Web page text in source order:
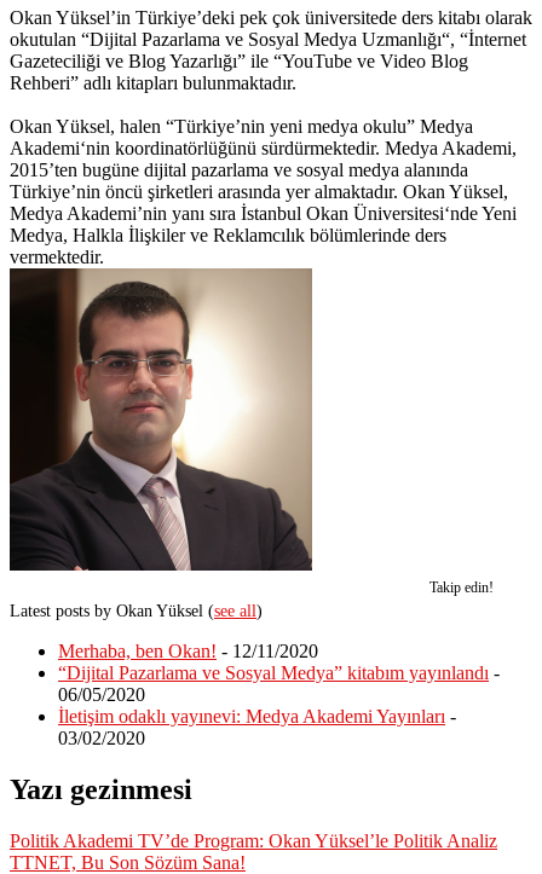
Okan Yüksel’in Türkiye’deki pek çok üniversitede ders kitabı olarak
okutulan “Dijital Pazarlama ve Sosyal Medya Uzmanlığı“, “İnternet
Gazeteciliği ve Blog Yazarlığı” ile “YouTube ve Video Blog
Rehberi” adlı kitapları bulunmaktadır.
Okan Yüksel, halen “Türkiye’nin yeni medya okulu” Medya
Akademi‘nin koordinatörlüğünü sürdürmektedir. Medya Akademi,
2015’ten bugüne dijital pazarlama ve sosyal medya alanında
Türkiye’nin öncü şirketleri arasında yer almaktadır. Okan Yüksel,
Medya Akademi’nin yanı sıra İstanbul Okan Üniversitesi‘nde Yeni
Medya, Halkla İlişkiler ve Reklamcılık bölümlerinde ders
vermektedir.
Takip edin!
Latest posts by Okan Yüksel (see all)
Merhaba, ben Okan! - 12/11/2020
“Dijital Pazarlama ve Sosyal Medya” kitabım yayınlandı -
06/05/2020
İletişim odaklı yayınevi: Medya Akademi Yayınları -
03/02/2020
Yazı gezinmesi
Politik Akademi TV’de Program: Okan Yüksel’le Politik Analiz
TTNET, Bu Son Sözüm Sana!